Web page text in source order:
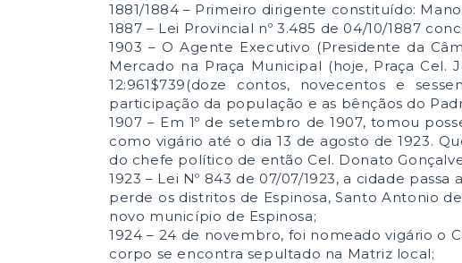
1881/1884 – Primeiro dirigente constituído:
1887 – Lei Provincial nº 3.485 de 04/10/1887
1903 – O Agente Executivo (Presidente da
Mercado na Praça Municipal (hoje, Praça Cel.
12:961$739(doze contos, novecentos e
participação da população e as bênçãos do
1907 – Em 1º de setembro de 1907, tomou
como vigário até o dia 13 de agosto de 1923.
do chefe político de então Cel. Donato
1923 – Lei Nº 843 de 07/07/1923, a cidade
perde os distritos de Espinosa, Santo Antonio
novo município de Espinosa;
1924 – 24 de novembro, foi nomeado vigário o
corpo se encontra sepultado na Matriz local;